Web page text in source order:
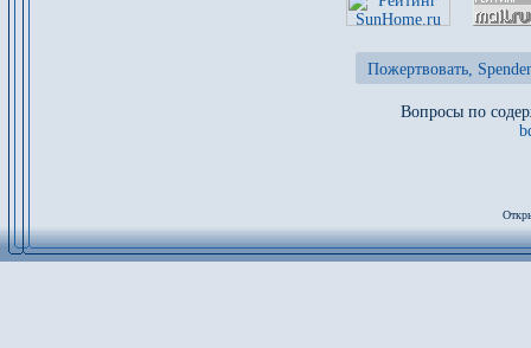
Пожертвовать,
Вопросы по